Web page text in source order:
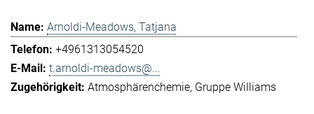
Arnoldi-Meadows, Tatjana
+4961313054520
t.arnoldi-meadows@...
Atmosphärenchemie Gruppe Williams